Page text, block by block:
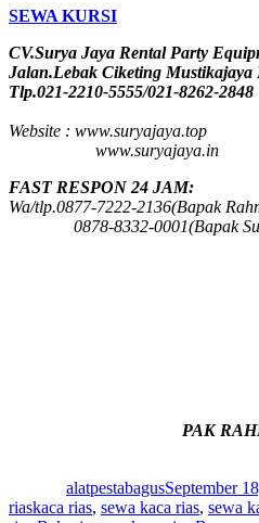
SEWA KURSI
CV.Surya Jaya Rental Party
Jalan.Lebak Ciketing Mustikajaya
Tlp.021-2210-5555/021-8262-2848
Website : www.suryajaya.top
www.suryajaya.in
FAST RESPON 24 JAM:
Wa/tlp.0877-7222-2136(Bapak
0878-8332-0001(Bapak
PAK
alatpestabagusSeptember
riasTags
kaca rias, sewa kaca rias, sewa